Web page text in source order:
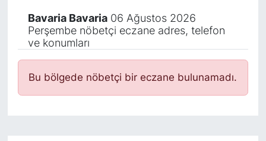
Bavaria Bavaria06 Ağustos 2026
Perşembe nöbetçi eczane adres, telefon
ve konumları
Bu bölgede nöbetçi bir eczane bulunamadı.